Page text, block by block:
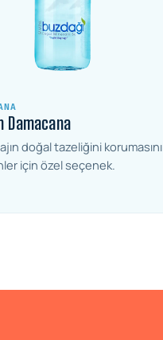
Damacana
doğal tazeliğini korumasını
için özel seçenek.